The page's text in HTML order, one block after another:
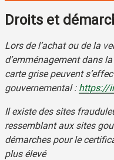
Droits et
Lors de l’achat ou de la
d’emménagement dans
carte grise peuvent
gouvernemental : https://
Il existe des sites
ressemblant aux sites
démarches pour le
plus élevé